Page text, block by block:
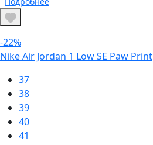
-22%
Nike Air Jordan 1 Low SE Paw Print
37
38
39
40
41